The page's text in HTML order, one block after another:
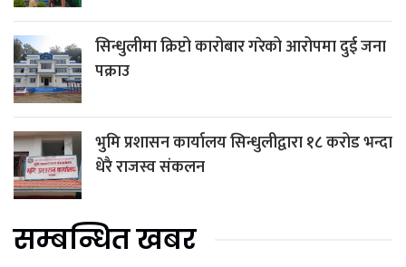
सिन्धुलीमा क्रिप्टो कारोबार गरेको आरोपमा दुई जना
पक्राउ
भुमि प्रशासन कार्यालय सिन्धुलीद्वारा १८ करोड भन्दा
धेरै राजस्व संकलन
सम्बन्धित खबर